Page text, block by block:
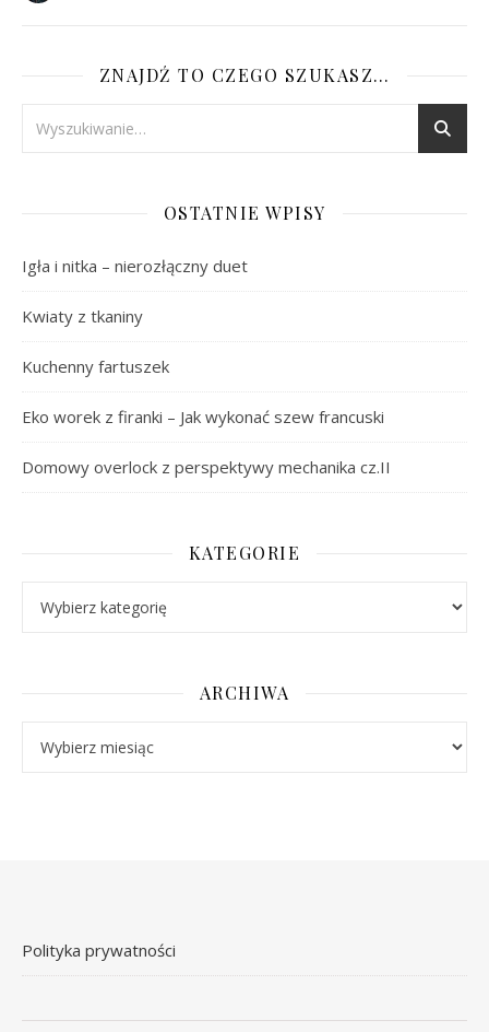
ZNAJDŹ TO CZEGO SZUKASZ…
OSTATNIE WPISY
Igła i nitka – nierozłączny duet
Kwiaty z tkaniny
Kuchenny fartuszek
Eko worek z firanki – Jak wykonać szew francuski
Domowy overlock z perspektywy mechanika cz.II
KATEGORIE
ARCHIWA
Polityka prywatności